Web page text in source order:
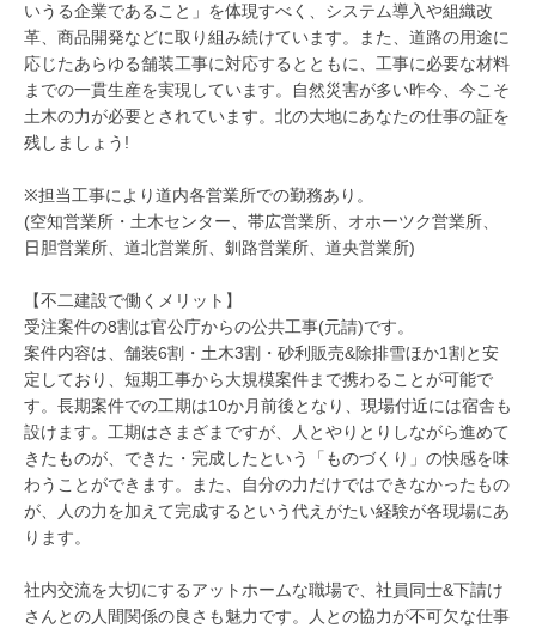
いうる企業であること」を体現すべく、システム導入や組織改
革、商品開発などに取り組み続けています。また、道路の用途に
応じたあらゆる舗装工事に対応するとともに、工事に必要な材料
までの一貫生産を実現しています。自然災害が多い昨今、今こそ
土木の力が必要とされています。北の大地にあなたの仕事の証を
残しましょう!
※担当工事により道内各営業所での勤務あり。
(空知営業所・土木センター、帯広営業所、オホーツク営業所、
日胆営業所、道北営業所、釧路営業所、道央営業所)
【不二建設で働くメリット】
受注案件の8割は官公庁からの公共工事(元請)です。
案件内容は、舗装6割・土木3割・砂利販売&除排雪ほか1割と安
定しており、短期工事から大規模案件まで携わることが可能で
す。長期案件での工期は10か月前後となり、現場付近には宿舎も
設けます。工期はさまざまですが、人とやりとりしながら進めて
きたものが、できた・完成したという「ものづくり」の快感を味
わうことができます。また、自分の力だけではできなかったもの
が、人の力を加えて完成するという代えがたい経験が各現場にあ
ります。
社内交流を大切にするアットホームな職場で、社員同士&下請け
さんとの人間関係の良さも魅力です。人との協力が不可欠な仕事